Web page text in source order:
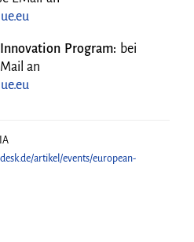
Program: bei
an
artikel/events/european-